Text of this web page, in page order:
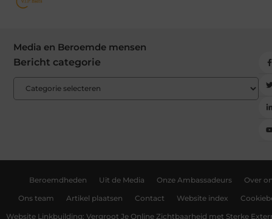
Media en Beroemde mensen
Bericht categorie
Beroemdheden Uit de Media Onze Ambassadeurs Over
Ons team Artikel plaatsen Contact Website index
Website Linkbuilding: Vergroot Je Online Zichtbaarheid met Sterke